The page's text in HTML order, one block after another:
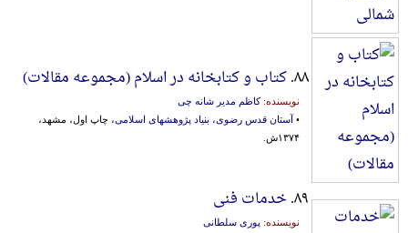
۸۸. کتاب و کتابخانه در اسلام (مجموعه مقالات)
نویسنده:کاظم مدیر شانه چی
• آستان قدس رضوی، بنیاد پژوهشهای اسلامی، چاپ اول، مشهد،
۱۳۷۴ش.
۸۹. خدمات فنی
نویسنده: پوری سلطانی